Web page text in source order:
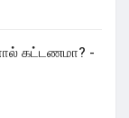
கட்டணமா? -